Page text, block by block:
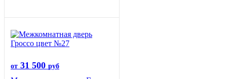
от 31 500 руб